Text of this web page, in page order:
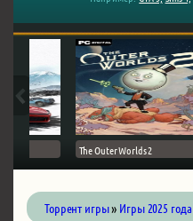
The Outer Worlds 2
Торрент игры» Игры 2025 года